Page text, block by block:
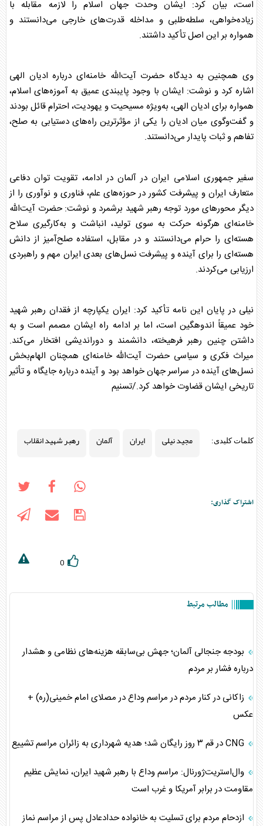
است، بیان کرد: ایشان وحدت جهان اسلام را لازمه مقابله با
زیاده‌خواهی، سلطه‌طلبی و مداخله قدرت‌های خارجی می‌دانستند و
همواره بر این اصل تأکید داشتند.
وی همچنین به دیدگاه حضرت آیت‌الله خامنه‌ای درباره ادیان الهی
اشاره کرد و نوشت: ایشان با وجود پایبندی عمیق به آموزه‌های اسلام،
همواره برای ادیان الهی، به‌ویژه مسیحیت و یهودیت، احترام قائل بودند
و گفت‌وگوی میان ادیان را یکی از مؤثرترین راه‌های دستیابی به صلح،
تفاهم و ثبات پایدار می‌دانستند.
سفیر جمهوری اسلامی ایراندر آلمان در ادامه، تقویت توان دفاعی
متعارف ایران و پیشرفت کشور در حوزه‌های علم، فناوری و نوآوری را از
دیگر محورهای مورد توجه رهبر شهید برشمرد و نوشت: حضرت آیت‌الله
خامنه‌ای هرگونه حرکت به سوی تولید، انباشت و به‌کارگیری سلاح
هسته‌ای را حرام می‌دانستند و در مقابل، استفاده صلح‌آمیز از دانش
هسته‌ای را برای آینده و پیشرفت نسل‌های بعدی ایران مهم و راهبردی
ارزیابی می‌کردند.
نیلی در پایان این نامه تأکید کرد: ایران یکپارچه از فقدان رهبر شهید
خود عمیقاً اندوهگین است، اما بر ادامه راه ایشان مصمم است و به
داشتن چنین رهبر فرهیخته، دانشمند و دوراندیشی افتخار می‌کند.
میراث فکری و سیاسی حضرت آیت‌الله خامنه‌ای همچنان الهام‌بخش
نسل‌های آینده در سراسر جهان خواهد بود و آینده درباره جایگاه و تأثیر
تاریخی ایشان قضاوت خواهد کرد./تسنیم
کلمات کلیدی: مجید نیلی ایران آلمان رهبر شهید انقلاب
اشتراک گذاری:
0
مطالب مرتبط
بودجه جنجالی آلمان؛ جهش بی‌سابقه هزینه‌های نظامی و هشدار
درباره فشار بر مردم
زاکانی در کنار مردم در مراسم وداع در مصلای امام خمینی(ره) +
عکس
وال‌استریت‌ژورنال: مراسم وداع با رهبر شهید ایران، نمایش عظیم
مقاومت در برابر آمریکا و غرب است
ازدحام مردم برای تسلیت به خانواده حدادعادل پس از مراسم نماز